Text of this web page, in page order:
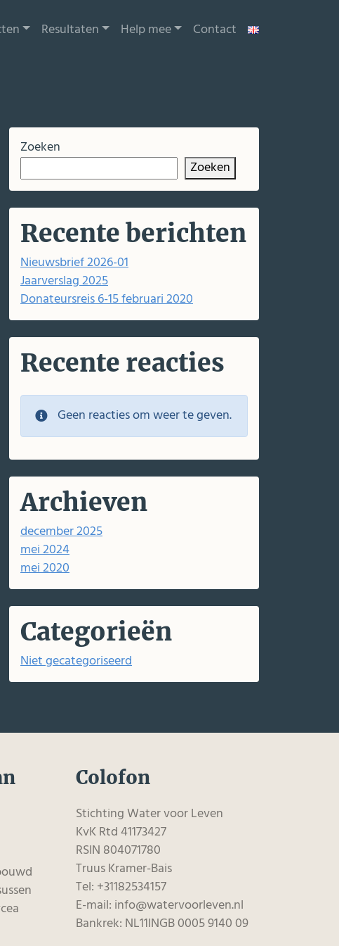
Resultaten Help mee Contact
Zoeken
Zoeken
Recente berichten
Nieuwsbrief 2026-01
Jaarverslag 2025
Donateursreis 6-15 februari 2020
Recente reacties
Geen reacties om weer te geven.
Archieven
december 2025
mei 2024
mei 2020
Categorieën
Niet gecategoriseerd
Colofon
Stichting Water voor Leven
KvK Rtd 41173427
RSIN 804071780
Truus Kramer-Bais
Tel: +31182534157
E-mail: info@watervoorleven.nl
Bankrek: NL11INGB 0005 9140 09